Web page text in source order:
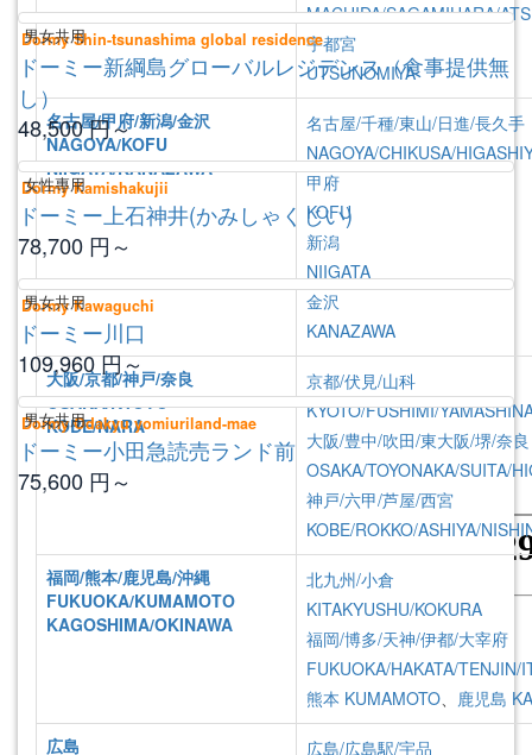
MACHIDA/SAGAMIHARA/
宇都宮
UTSUNOMIYA
名古屋/甲府/新潟/金沢
NAGOYA/KOFU
NIIGATA/KANAZAWA
名古屋/千種/東山/日進/長久手
NAGOYA/CHIKUSA/
甲府
KOFU
新潟
NIIGATA
金沢
KANAZAWA
大阪/京都/神戸/奈良
OSAKA/KYOTO
KOBE/NARA
京都/伏見/山科
KYOTO/FUSHIMI/
大阪/豊中/吹田/東大阪/堺/奈良
OSAKA/TOYONAKA/SUITA/
神戸/六甲/芦屋/西宮
KOBE/ROKKO/ASHIYA/
福岡/熊本/鹿児島/沖縄
FUKUOKA/KUMAMOTO
KAGOSHIMA/OKINAWA
北九州/小倉
KITAKYUSHU/KOKURA
福岡/博多/天神/伊都/大宰府
FUKUOKA/HAKATA/TENJIN/
熊本 KUMAMOTO、 鹿児島
広島
広島/広島駅/宇品
男女共用
Dormy Shin-tsunashima global residence
ドーミー新綱島グローバルレジデンス（食事提供無
し）
48,500円～
女性專用
Dormy Kamishakujii
ドーミー上石神井(かみしゃくじい)
78,700 円～
男女共用
Dormy Kawaguchi
ドーミー川口
109,960円～
男女共用
Dormy Odakyu yomiuriland-mae
ドーミー小田急読売ランド前
75,600 円～